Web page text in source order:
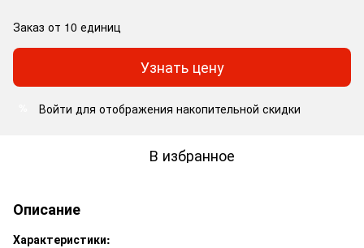
Заказ от 10 единиц
Узнать цену
Войти для отображения накопительной скидки
В избранное
Описание
Характеристики: